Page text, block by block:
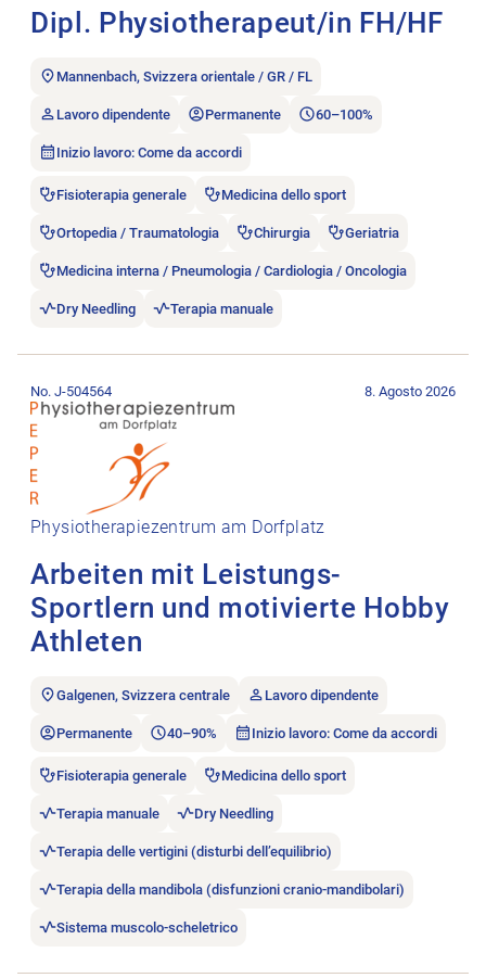
Dipl. Physiotherapeut/in FH/HF
Mannenbach, Svizzera orientale / GR / FL
Lavoro dipendente Permanente 60–100%
Inizio lavoro: Come da accordi
Fisioterapia generale Medicina dello sport
Ortopedia / Traumatologia Chirurgia Geriatria
Medicina interna / Pneumologia / Cardiologia / Oncologia
Dry Needling Terapia manuale
Physiotherapiezentrum am Dorfplatz
Arbeiten mit Leistungs-
Sportlern und motivierte Hobby
Athleten
No. J-504564 8. Agosto 2026
Galgenen, Svizzera centrale Lavoro dipendente
Permanente 40–90% Inizio lavoro: Come da accordi
Fisioterapia generale Medicina dello sport
Terapia manuale Dry Needling
Terapia delle vertigini (disturbi dell’equilibrio)
Terapia della mandibola (disfunzioni cranio-mandibolari)
Sistema muscolo-scheletrico